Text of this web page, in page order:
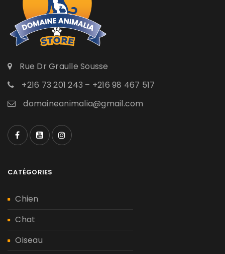
Rue Dr Graulle Sousse
+216 73 201 243 – +216 98 467 517
domaineanimalia@gmail.com
CATÉGORIES
Chien
Chat
Oiseau